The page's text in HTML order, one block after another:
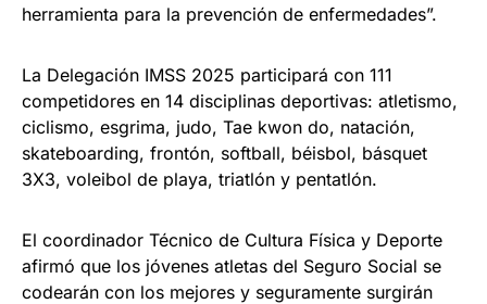
herramienta para la prevención de enfermedades”.
La Delegación IMSS 2025 participará con 111
competidores en 14 disciplinas deportivas: atletismo,
ciclismo, esgrima, judo, Tae kwon do, natación,
skateboarding, frontón, softball, béisbol, básquet
3X3, voleibol de playa, triatlón y pentatlón.
El coordinador Técnico de Cultura Física y Deporte
afirmó que los jóvenes atletas del Seguro Social se
codearán con los mejores y seguramente surgirán